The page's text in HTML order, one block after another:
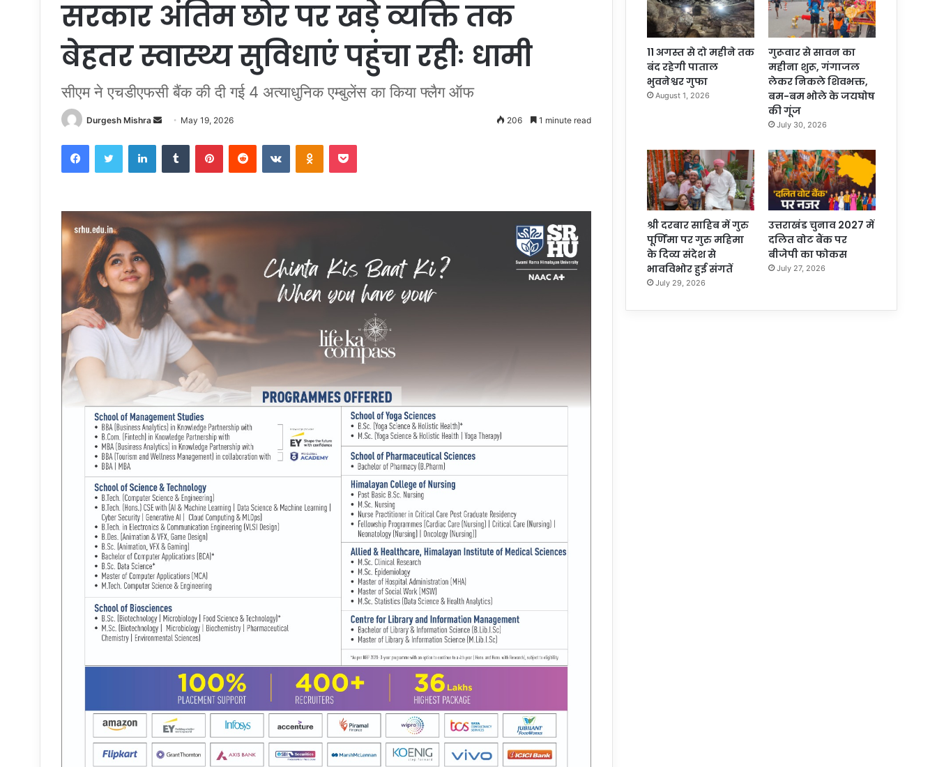
सरकार अंतिम छोर पर खड़े व्यक्ति तक
बेहतर स्वास्थ्य सुविधाएं पहुंचा रहीः धामी
सीएम ने एचडीएफसी बैंक की दी गई 4 अत्याधुनिक एम्बुलेंस का किया फ्लैग ऑफ
Durgesh Mishra
Send
email
May 19, 2026 206 1 minute read
FacebookTwitterLinkedInTumblrPinterestRedditVKontakteOdnoklassniki
Pocket
11 अगस्त से दो महीने तक
बंद रहेगी पाताल
भुवनेश्वर गुफा
August 1, 2026
गुरूवार से सावन का
महीना शुरू, गंगाजल
लेकर निकले शिवभक्त,
बम-बम भोले के जयघोष
की गूंज
July 30, 2026
श्री दरबार साहिब में गुरु
पूर्णिमा पर गुरु महिमा
के दिव्य संदेश से
भावविभोर हुई संगतें
July 29, 2026
उत्तराखंड चुनाव 2027 में
दलित वोट बैंक पर
बीजेपी का फोकस
July 27, 2026